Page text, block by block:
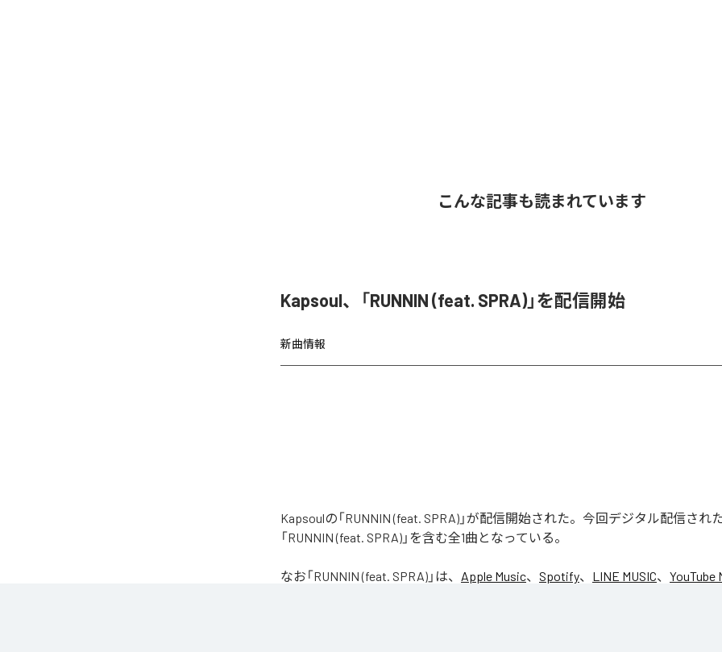
こんな記事も読まれています
Kapsoul、「RUNNIN (feat. SPRA)」を配信開始
新曲情報
Kapsoulの「RUNNIN (feat. SPRA)」が配信開始された。今回デジタル配信され
「RUNNIN (feat. SPRA)」を含む全1曲となっている。
なお「RUNNIN (feat. SPRA) 」は、 Apple Music、 Spotify、 LINE MUSIC、 YouTube